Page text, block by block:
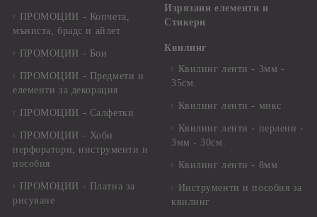
ПРОМОЦИИ - Копчета,
мъниста, брадс и айлет
ПРОМОЦИИ - Бои
ПРОМОЦИИ - Предмети и
елементи за декорация
ПРОМОЦИИ - Салфетки
ПРОМОЦИИ - Хоби
перфоратори, инструменти и
пособия
ПРОМОЦИИ - Платна за
рисуване
Изрязани елементи и
Стикери
Квилинг
Квилинг ленти - 3мм -
35см.
Квилинг ленти - микс
Квилинг ленти - перлени -
3мм - 30см.
Квилинг ленти - 8мм
Инструменти и пособия за
квилинг